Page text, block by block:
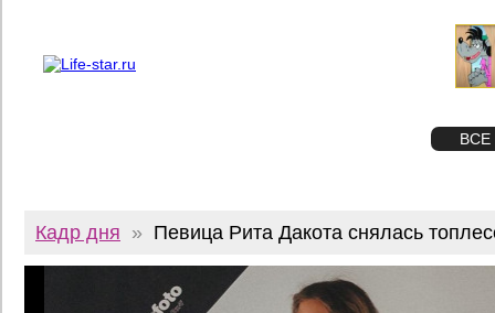
ВСЕ
Кадр дня » Певица Рита Дакота снялась